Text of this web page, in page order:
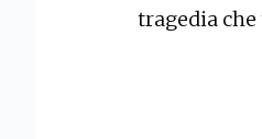
tragedia